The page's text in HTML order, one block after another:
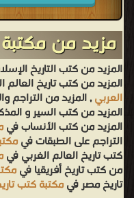
مزيد من مكتبة
المزيد من كتب التاريخ
المزيد من كتب تاريخ العالم
العربي, المزيد من التراجم
المزيد من كتب السير و
المزيد من كتب الأنساب في
التراجم على الطبقات في
كتب تاريخ العالم الغربي في
من كتب تاريخ أفريقيا في
تاريخ مصر فيمكتبة كتب